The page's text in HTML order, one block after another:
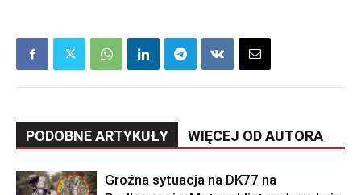
PODOBNE ARTYKUŁY WIĘCEJ OD AUTORA
Groźna sytuacja na DK77 na